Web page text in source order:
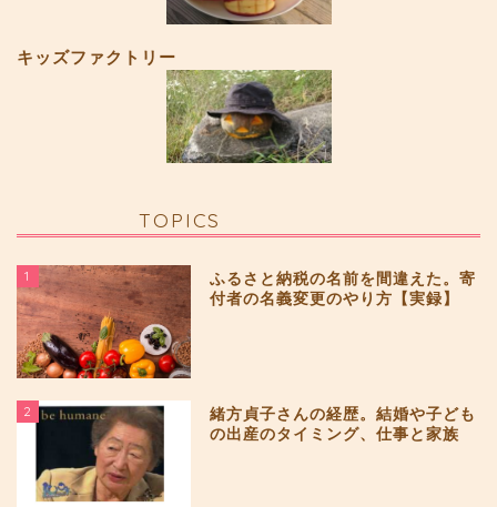
キッズファクトリー
TOPICS
1
ふるさと納税の名前を間違えた。寄
付者の名義変更のやり方【実録】
2
緒方貞子さんの経歴。結婚や子ども
の出産のタイミング、仕事と家族